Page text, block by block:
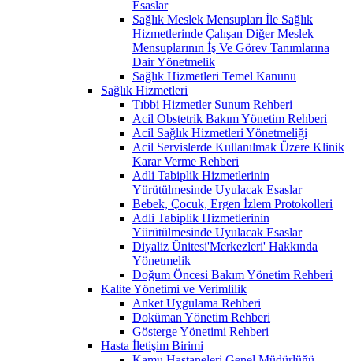
Esaslar
Sağlık Meslek Mensupları İle Sağlık
Hizmetlerinde Çalışan Diğer Meslek
Mensuplarının İş Ve Görev Tanımlarına
Dair Yönetmelik
Sağlık Hizmetleri Temel Kanunu
Sağlık Hizmetleri
Tıbbi Hizmetler Sunum Rehberi
Acil Obstetrik Bakım Yönetim Rehberi
Acil Sağlık Hizmetleri Yönetmeliği
Acil Servislerde Kullanılmak Üzere Klinik
Karar Verme Rehberi
Adli Tabiplik Hizmetlerinin
Yürütülmesinde Uyulacak Esaslar
Bebek, Çocuk, Ergen İzlem Protokolleri
Adli Tabiplik Hizmetlerinin
Yürütülmesinde Uyulacak Esaslar
Diyaliz Ünitesi'Merkezleri' Hakkında
Yönetmelik
Doğum Öncesi Bakım Yönetim Rehberi
Kalite Yönetimi ve Verimlilik
Anket Uygulama Rehberi
Doküman Yönetim Rehberi
Gösterge Yönetimi Rehberi
Hasta İletişim Birimi